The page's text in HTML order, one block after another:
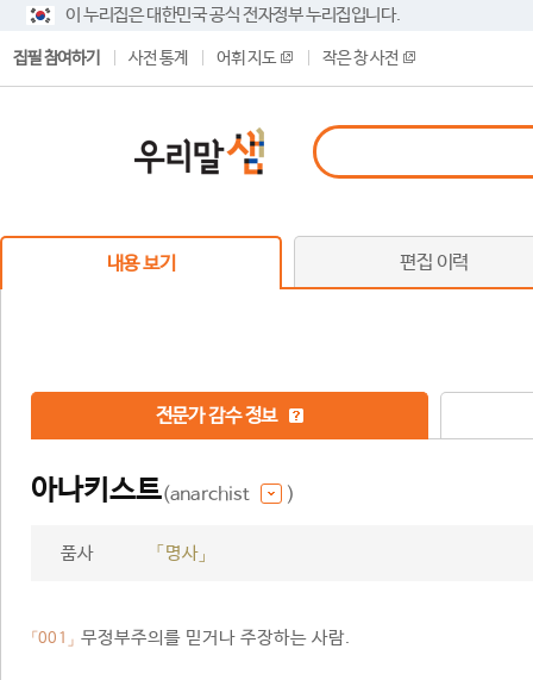
이 누리집은 대한민국 공식 전자정부 누리집입니다.
집필 참여하기 사전 통계 어휘 지도 작은 창 사전
내용 보기 편집 이력
전문가 감수 정보
아나키스트(anarchist )
품사 「명사」
「001」 무정부주의를 믿거나 주장하는 사람.